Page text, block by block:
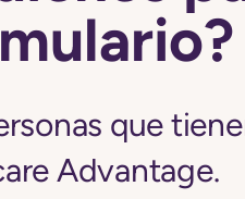
que
Advantage.